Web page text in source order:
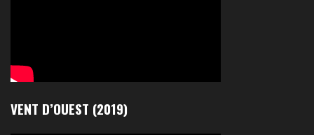
VENT D’OUEST (2019)